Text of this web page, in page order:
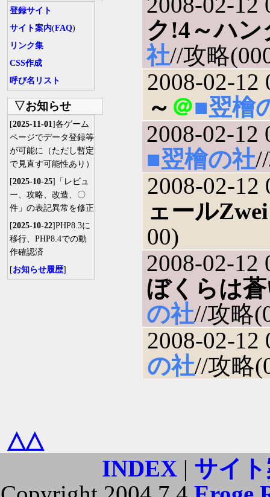
登録サイト
サイト案内(FAQ)
リンク集
CSS作成
呼び名リスト
▽お知らせ
[2025-11-01]各ゲーム
ページでデータ登録等
が可能に（ただし暫定
で見直す可能性あり）
[2025-10-25]「レビュ
ー、攻略、改造、〇
件」の表記異常を修正
[2025-10-22]PHP8.3に
移行、PHP8.4での動
作確認済
[お知らせ履歴]
ク!4～ハ
社//攻略
2008-02-12
～ ＠■翌檜
2008-02-12
■翌檜の社
2008-02-12
ェールZwei
00)
2008-02-12
ぼくらは
の社//攻略
2008-02-12
の社//攻略
△△
INDEX| サイ